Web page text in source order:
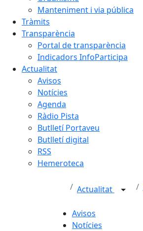
Manteniment i via pública
Tràmits
Transparència
Portal de transparència
Indicadors InfoParticipa
Actualitat
Avisos
Notícies
Agenda
Ràdio Pista
Butlletí Portaveu
Butlletí digital
RSS
Hemeroteca
Actualitat
Avisos
Notícies